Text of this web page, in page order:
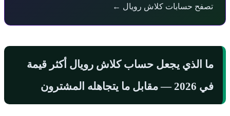
تصفح حسابات كلاش رويال ←
ما الذي يجعل حساب كلاش رويال أكثر قيمة
في 2026 — مقابل ما يتجاهله المشترون